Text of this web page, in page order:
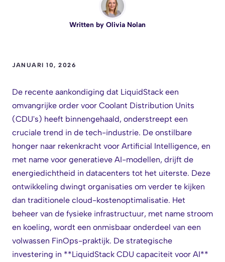
Written by Olivia Nolan
JANUARI 10, 2026
De recente aankondiging dat LiquidStack een
omvangrijke order voor Coolant Distribution Units
(CDU's) heeft binnengehaald, onderstreept een
cruciale trend in de tech-industrie. De onstilbare
honger naar rekenkracht voor Artificial Intelligence, en
met name voor generatieve AI-modellen, drijft de
energiedichtheid in datacenters tot het uiterste. Deze
ontwikkeling dwingt organisaties om verder te kijken
dan traditionele cloud-kostenoptimalisatie. Het
beheer van de fysieke infrastructuur, met name stroom
en koeling, wordt een onmisbaar onderdeel van een
volwassen FinOps-praktijk. De strategische
investering in **LiquidStack CDU capaciteit voor AI**